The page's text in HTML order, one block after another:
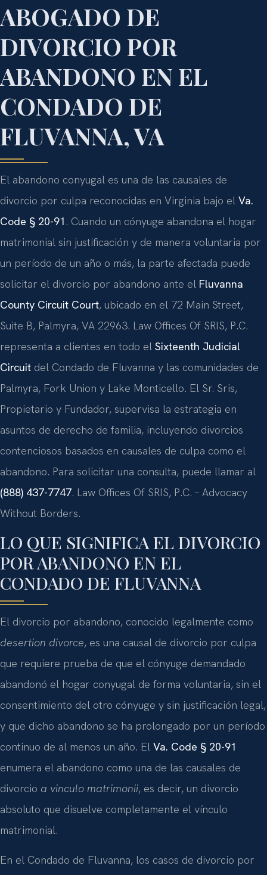
ABOGADO DE
DIVORCIO POR
ABANDONO EN EL
CONDADO DE
FLUVANNA, VA
El abandono conyugal es una de las causales de
divorcio por culpa reconocidas en Virginia bajo el Va.
Code § 20-91 . Cuando un cónyuge abandona el hogar
matrimonial sin justificación y de manera voluntaria por
un período de un año o más, la parte afectada puede
solicitar el divorcio por abandono ante el Fluvanna
County Circuit Court, ubicado en el 72 Main Street,
Suite B, Palmyra, VA 22963. Law Offices Of SRIS, P.C.
representa a clientes en todo el Sixteenth Judicial
Circuit del Condado de Fluvanna y las comunidades de
Palmyra, Fork Union y Lake Monticello. El Sr. Sris,
Propietario y Fundador, supervisa la estrategia en
asuntos de derecho de familia, incluyendo divorcios
contenciosos basados en causales de culpa como el
abandono. Para solicitar una consulta, puede llamar al
(888) 437-7747. Law Offices Of SRIS, P.C. – Advocacy
Without Borders.
LO QUE SIGNIFICA EL DIVORCIO
POR ABANDONO EN EL
CONDADO DE FLUVANNA
El divorcio por abandono, conocido legalmente como
desertion divorce, es una causal de divorcio por culpa
que requiere prueba de que el cónyuge demandado
abandonó el hogar conyugal de forma voluntaria, sin el
consentimiento del otro cónyuge y sin justificación legal,
y que dicho abandono se ha prolongado por un período
continuo de al menos un año. El Va. Code § 20-91
enumera el abandono como una de las causales de
divorcio a vinculo matrimonii, es decir, un divorcio
absoluto que disuelve completamente el vínculo
matrimonial.
En el Condado de Fluvanna, los casos de divorcio por